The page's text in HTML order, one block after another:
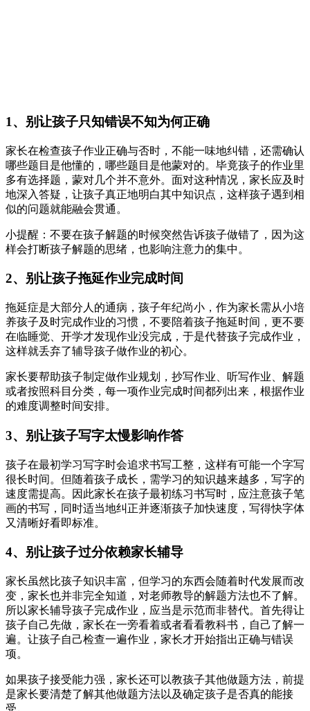
1、别让孩子只知错误不知为何正确
家长在检查孩子作业正确与否时，不能一味地纠错，还需确认
哪些题目是他懂的，哪些题目是他蒙对的。毕竟孩子的作业里
多有选择题，蒙对几个并不意外。面对这种情况，家长应及时
地深入答疑，让孩子真正地明白其中知识点，这样孩子遇到相
似的问题就能融会贯通。
小提醒：不要在孩子解题的时候突然告诉孩子做错了，因为这
样会打断孩子解题的思绪，也影响注意力的集中。
2、别让孩子拖延作业完成时间
拖延症是大部分人的通病，孩子年纪尚小，作为家长需从小培
养孩子及时完成作业的习惯，不要陪着孩子拖延时间，更不要
在临睡觉、开学才发现作业没完成，于是代替孩子完成作业，
这样就丢弃了辅导孩子做作业的初心。
家长要帮助孩子制定做作业规划，抄写作业、听写作业、解题
或者按照科目分类，每一项作业完成时间都列出来，根据作业
的难度调整时间安排。
3、别让孩子写字太慢影响作答
孩子在最初学习写字时会追求书写工整，这样有可能一个字写
很长时间。但随着孩子成长，需学习的知识越来越多，写字的
速度需提高。因此家长在孩子最初练习书写时，应注意孩子笔
画的书写，同时适当地纠正并逐渐孩子加快速度，写得快字体
又清晰好看即标准。
4、别让孩子过分依赖家长辅导
家长虽然比孩子知识丰富，但学习的东西会随着时代发展而改
变，家长也并非完全知道，对老师教导的解题方法也不了解。
所以家长辅导孩子完成作业，应当是示范而非替代。首先得让
孩子自己先做，家长在一旁看着或者看看教科书，自己了解一
遍。让孩子自己检查一遍作业，家长才开始指出正确与错误
项。
如果孩子接受能力强，家长还可以教孩子其他做题方法，前提
是家长要清楚了解其他做题方法以及确定孩子是否真的能接
受。